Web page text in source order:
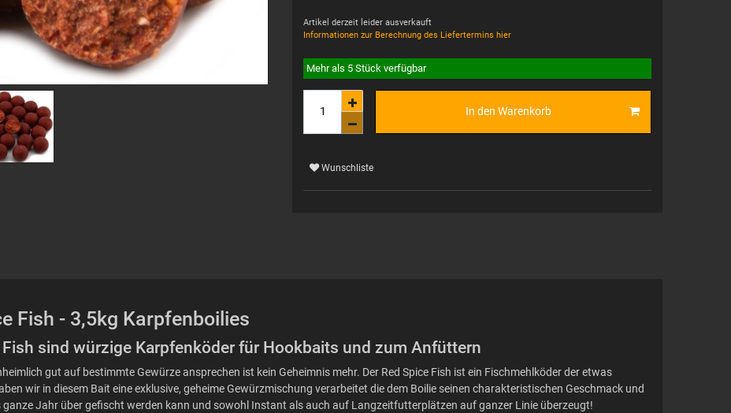
Artikel derzeit leider ausverkauft
Informationen zur Berechnung des Liefertermins hier
Mehr als 5 Stück verfügbar
In den Warenkorb
Wunschliste
Fish - 3,5kg Karpfenboilies
Fish sind würzige Karpfenköder für Hookbaits und zum Anfüttern
gut auf bestimmte Gewürze ansprechen ist kein Geheimnis mehr. Der Red Spice Fish ist ein Fischmehlköder der etwas
wir in diesem Bait eine exklusive, geheime Gewürzmischung verarbeitet die dem Boilie seinen charakteristischen Geschmack und
ganze Jahr über gefischt werden kann und sowohl Instant als auch auf Langzeitfutterplätzen auf ganzer Linie überzeugt!